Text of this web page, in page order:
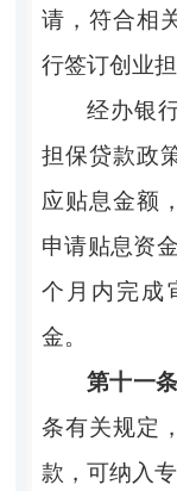
请，符合相
行签订创业
经办银
担保贷款政
应贴息金额
申请贴息资
个月内完成
金。
第十一条
条有关规定
款，可纳入